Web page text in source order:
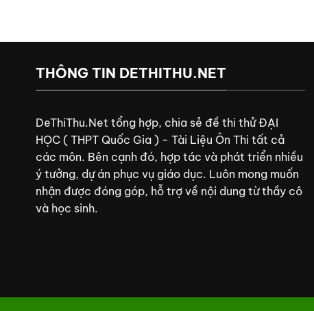
THÔNG TIN DETHITHU.NET
DeThiThu.Net tổng hợp, chia sẻ đề thi thử ĐẠI
HỌC ( THPT Quốc Gia ) - Tài Liệu Ôn Thi tất cả
các môn. Bên cạnh đó, hợp tác và phát triển nhiều
ý tưởng, dự án phục vụ giáo dục. Luôn mong muốn
nhận được đóng góp, hỗ trợ về nội dung từ thầy cô
và học sinh.